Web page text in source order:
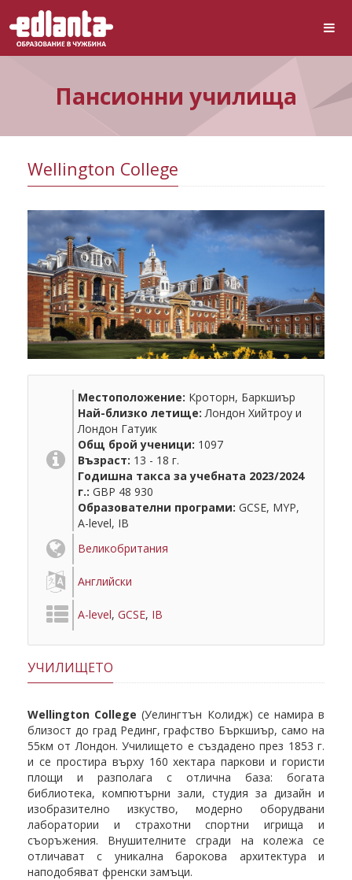
Пансионни училища
Wellington College
Местоположение: Кроторн, Баркшиър
Най-близко летище: Лондон Хийтроу и
Лондон Гатуик
Общ брой ученици: 1097
Възраст: 13 - 18 г.
Годишна такса за учебната 2023/2024
г.: GBP 48 930
Образователни програми: GCSE, MYP,
A-level, IB
Великобритания
Английски
A-level, GCSE, IB
УЧИЛИЩЕТО
Wellington College(Уелингтън Колидж) се намира в
близост до град Рединг, графство Бъркшиър, само на
55км от Лондон. Училището е създадено през 1853 г.
и се простира върху 160 хектара паркови и гористи
площи и разполага с отлична база: богата
библиотека, компютърни зали, студия за дизайн и
изобразително изкуство, модерно оборудвани
лаборатории и страхотни спортни игрища и
съоръжения. Внушителните сгради на колежа се
отличават с уникална барокова архитектура и
наподобяват френски замъци.